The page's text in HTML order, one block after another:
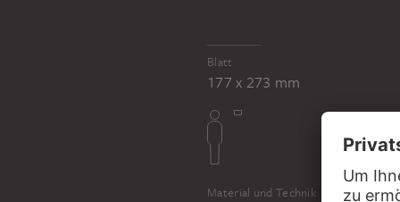
Blatt
177 x 273 mm
Material und Technik